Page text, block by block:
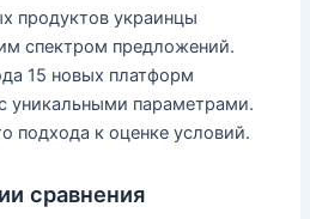
продуктов украинцы
спектром предложений.
15 новых платформ
уникальными параметрами.
подхода к оценке условий.
сравнения